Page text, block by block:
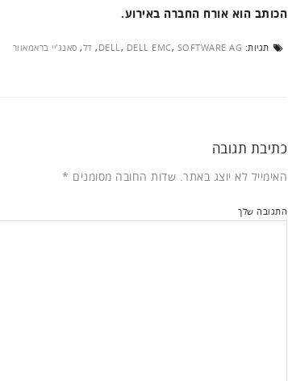
הכותב הוא אורח החברה באירוע.
תגיות: DELL, DELL EMC, SOFTWARE AG
, דל, סאנג'יי בראמאוור
כתיבת תגובה
האימייל לא יוצג באתר. שדות החובה מסומנים *
התגובה שלך